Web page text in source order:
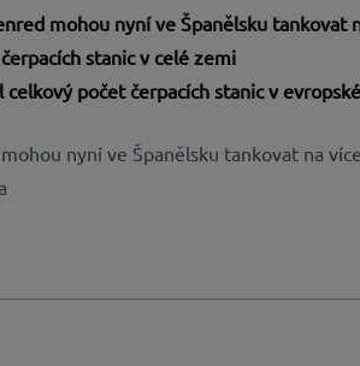
mohou nyní ve Španělsku tankovat
stanic v celé zemi
počet čerpacích stanic v
nyní ve Španělsku tankovat na